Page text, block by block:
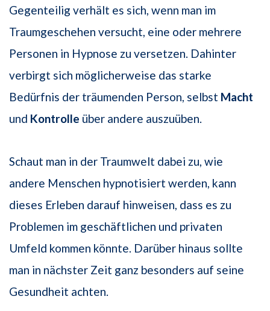
Gegenteilig verhält es sich, wenn man im
Traumgeschehen versucht, eine oder mehrere
Personen in Hypnose zu versetzen. Dahinter
verbirgt sich möglicherweise das starke
Bedürfnis der träumenden Person, selbst Macht
und Kontrolle über andere auszuüben.
Schaut man in der Traumwelt dabei zu, wie
andere Menschen hypnotisiert werden, kann
dieses Erleben darauf hinweisen, dass es zu
Problemen im geschäftlichen und privaten
Umfeld kommen könnte. Darüber hinaus sollte
man in nächster Zeit ganz besonders auf seine
Gesundheit achten.